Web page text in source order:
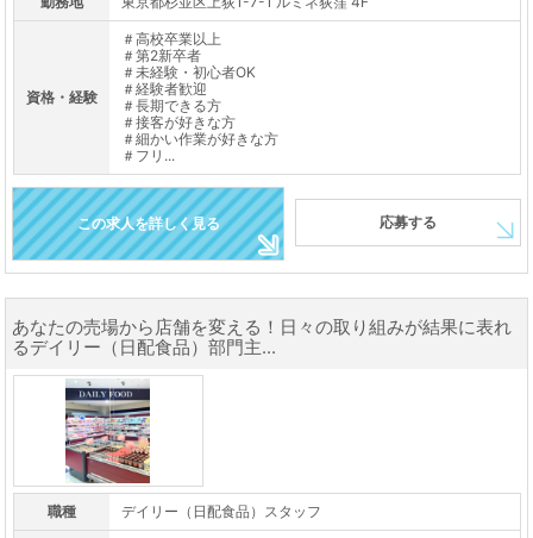
資格・経験
＃高校卒業以上
＃第2新卒者
＃未経験・初心者OK
＃経験者歓迎
＃長期できる方
＃接客が好きな方
＃細かい作業が好きな方
＃フリ...
この求人を詳しく見る 応募する
あなたの売場から店舗を変える！日々の取り組みが結果に表れ
るデイリー（日配食品）部門主...
職種 デイリー（日配食品）スタッフ